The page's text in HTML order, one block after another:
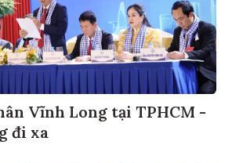
Vĩnh Long tại TPHCM -
đi xa